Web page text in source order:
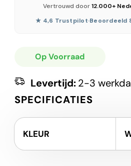
Vertrouwd door12.000+
★ 4,6 Trustpilot·Beoordeeld
Op Voorraad
Levertijd:2-3
SPECIFICATIES
KLEUR